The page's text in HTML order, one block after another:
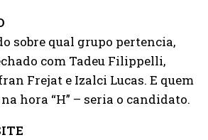
sobre qual grupo pertencia,
com Tadeu Filippelli,
Frejat e Izalci Lucas. E quem
hora “H” – seria o candidato.